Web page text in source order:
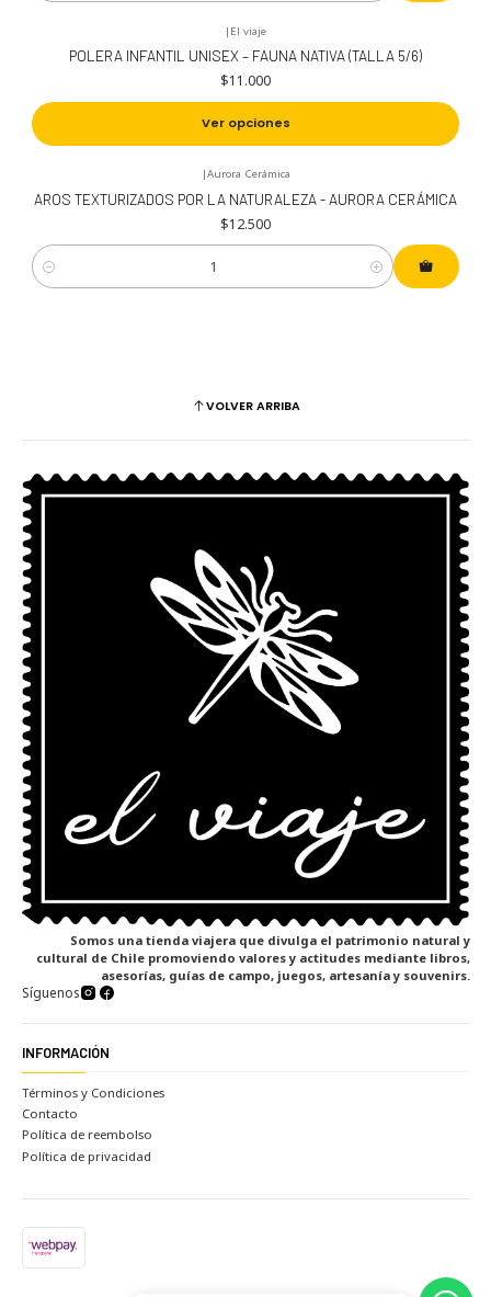
| El viaje
POLERA INFANTIL UNISEX – FAUNA NATIVA (TALLA 5/6)
$11.000
Ver opciones
|Aurora Cerámica
AROS TEXTURIZADOS POR LA NATURALEZA - AURORA CERÁMICA
$12.500
Cantidad
VOLVER ARRIBA
Somos una tienda viajera que divulga el patrimonio natural y
cultural de Chile promoviendo valores y actitudes mediante libros,
asesorías, guías de campo, juegos, artesanía y souvenirs.
Síguenos
INFORMACIÓN
Términos y Condiciones
Contacto
Política de reembolso
Política de privacidad